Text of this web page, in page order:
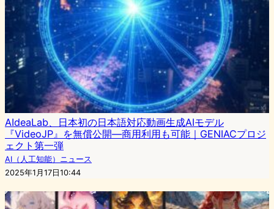
AIdeaLab、日本初の日本語対応動画生成AIモデル
『VideoJP』を無償公開—商用利用も可能｜GENIACプロジ
ェクト第一弾
AI（人工知能）ニュース
2025年1月17日10:44